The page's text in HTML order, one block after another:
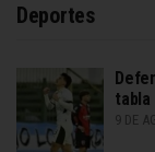
Deportes
tabla
9 DE